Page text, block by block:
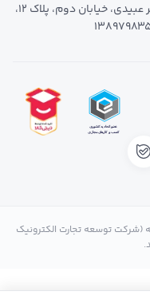
تهران، محله شهرک استقلال، خیابان دکتر عبیدی، خیابان دوم، پلاک 12،
(شرکت توسعه تجارت الکترونیک